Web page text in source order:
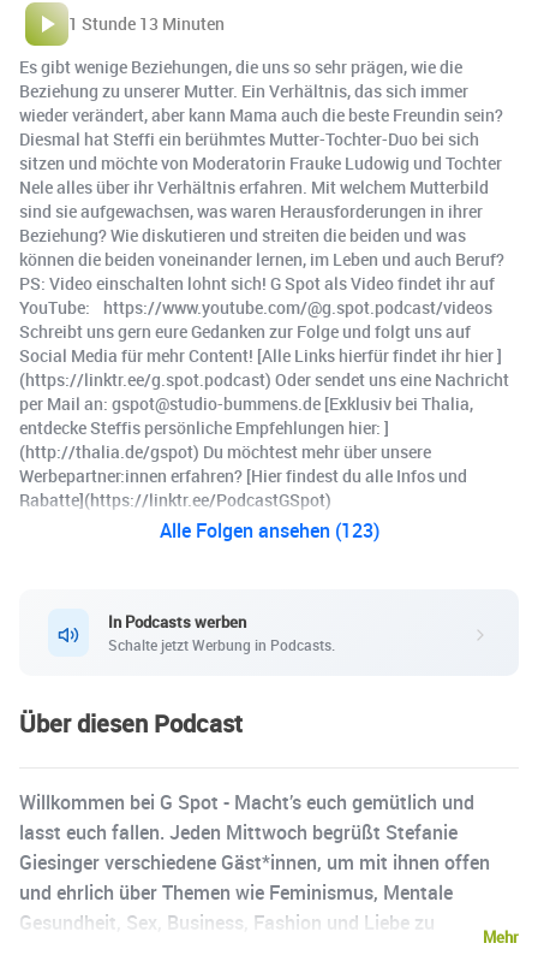
1 Stunde 13 Minuten
Es gibt wenige Beziehungen, die uns so sehr prägen, wie die
Beziehung zu unserer Mutter. Ein Verhältnis, das sich immer
wieder verändert, aber kann Mama auch die beste Freundin sein?
Diesmal hat Steffi ein berühmtes Mutter-Tochter-Duo bei sich
sitzen und möchte von Moderatorin Frauke Ludowig und Tochter
Nele alles über ihr Verhältnis erfahren. Mit welchem Mutterbild
sind sie aufgewachsen, was waren Herausforderungen in ihrer
Beziehung? Wie diskutieren und streiten die beiden und was
können die beiden voneinander lernen, im Leben und auch Beruf?
PS: Video einschalten lohnt sich! G Spot als Video findet ihr auf
YouTube: https://www.youtube.com/@g.spot.podcast/videos
Schreibt uns gern eure Gedanken zur Folge und folgt uns auf
Social Media für mehr Content! [Alle Links hierfür findet ihr hier ]
(https://linktr.ee/g.spot.podcast) Oder sendet uns eine Nachricht
per Mail an: gspot@studio-bummens.de [Exklusiv bei Thalia,
entdecke Steffis persönliche Empfehlungen hier: ]
(http://thalia.de/gspot) Du möchtest mehr über unsere
Werbepartner:innen erfahren? [Hier findest du alle Infos und
Rabatte](https://linktr.ee/PodcastGSpot)
Alle Folgen ansehen (123)
In Podcasts werben
Schalte jetzt Werbung in Podcasts.
Über diesen Podcast
Willkommen bei G Spot - Macht’s euch gemütlich und
lasst euch fallen. Jeden Mittwoch begrüßt Stefanie
Giesinger verschiedene Gäst*innen, um mit ihnen offen
und ehrlich über Themen wie Feminismus, Mentale
Gesundheit, Sex, Business, Fashion und Liebe zu
Mehr